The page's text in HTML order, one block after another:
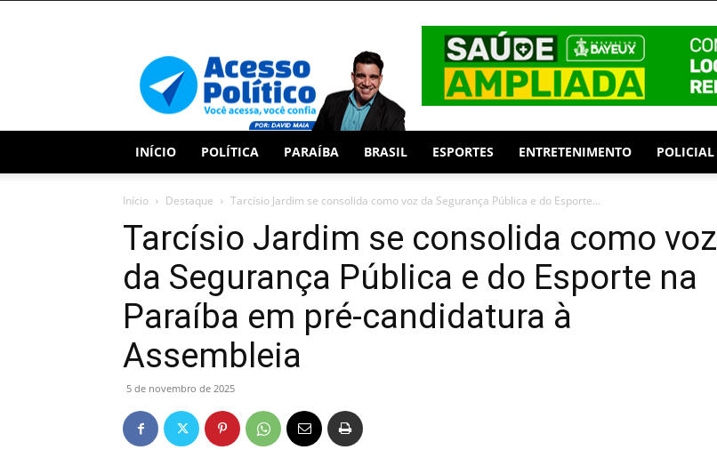
INÍCIO POLÍTICA PARAÍBA BRASIL ESPORTES ENTRETENIMENTO POLICIAL
Início Destaque Tarcísio Jardim se consolida como voz da Segurança Pública e do Esporte...
Tarcísio Jardim se consolida como voz
da Segurança Pública e do Esporte na
Paraíba em pré-candidatura à
Assembleia
5 de novembro de 2025